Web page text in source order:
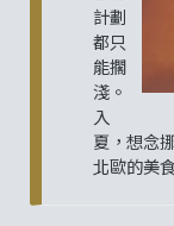
計劃
都只
能擱
淺。
入
夏，想念
北歐的